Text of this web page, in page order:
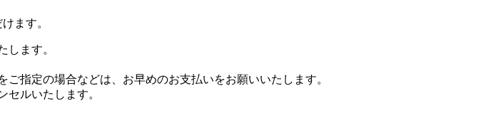
ます。
します。
指定の場合などは、お早めのお支払いをお願いいたします。
セルいたします。